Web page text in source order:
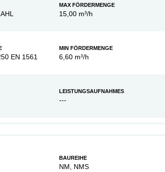
MAX FÖRDERMENGE
15,00 m³/h
EN 1561
MIN FÖRDERMENGE
6,60 m³/h
LEISTUNGSAUFNAHMES
---
BAUREIHE
NM, NMS